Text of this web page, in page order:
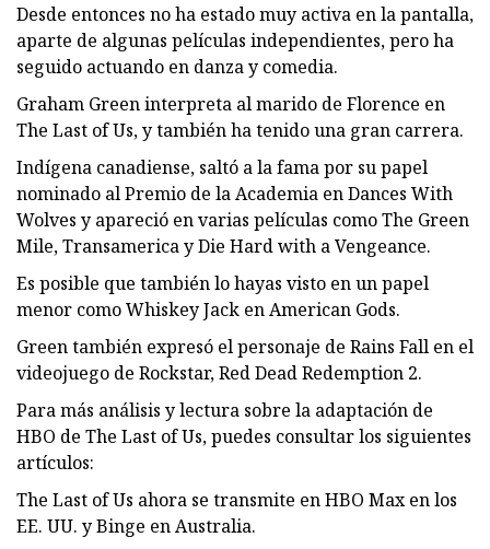
Desde entonces no ha estado muy activa en la pantalla,
aparte de algunas películas independientes, pero ha
seguido actuando en danza y comedia.
Graham Green interpreta al marido de Florence en
The Last of Us, y también ha tenido una gran carrera.
Indígena canadiense, saltó a la fama por su papel
nominado al Premio de la Academia en Dances With
Wolves y apareció en varias películas como The Green
Mile, Transamerica y Die Hard with a Vengeance.
Es posible que también lo hayas visto en un papel
menor como Whiskey Jack en American Gods.
Green también expresó el personaje de Rains Fall en el
videojuego de Rockstar, Red Dead Redemption 2.
Para más análisis y lectura sobre la adaptación de
HBO de The Last of Us, puedes consultar los siguientes
artículos:
The Last of Us ahora se transmite en HBO Max en los
EE. UU. y Binge en Australia.